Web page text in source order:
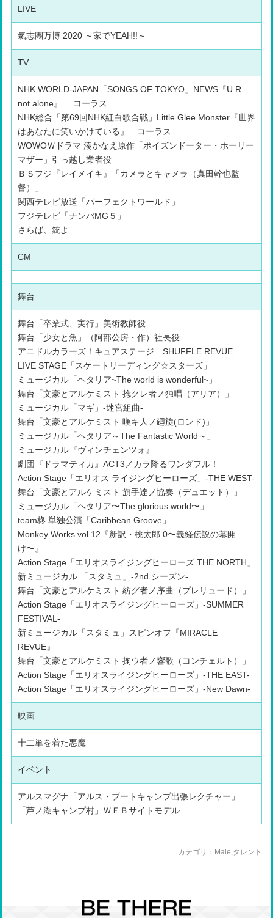
LIVE
氣志團万博 2020 ～家でYEAH!!～
TV
NHK WORLD-JAPAN「SONGS OF TOKYO」NEWS『U R
not alone』 コーラス
NHK総合「第69回NHK紅白歌合戦」Little Glee Monster『世界
はあなたに笑いかけている』 コーラス
WOWOＷドラマ 湊かなえ原作「ポイズンドーター・ホーリー
マザー」引っ越し業者役
ＢＳフジ『レイメイキ』「カメラとキャメラ（真田幹也監
督）」
関西テレビ放送「パーフェクトワールド」
フジテレビ「ナンバMG５」
さらば、銃よ
CM
舞台
舞台「卒業式、実行」美術教師役
舞台「少女と魚」（阿部公房・作）社長役
アニドルカラーズ！キュアステージ SHUFFLE REVUE
LIVE STAGE「スケートリーディング☆スターズ」
ミュージカル「ヘタリア~The world is wonderful~」
舞台「文豪とアルケミスト 捻クレ者ノ独唱（アリア）」
ミュージカル「マギ」-迷宮組曲-
舞台「文豪とアルケミスト 嘆キ人ノ廻旋(ロンド)」
ミュージカル「ヘタリア～The Fantastic World～」
ミュージカル『ヴィンチェンツォ』
劇団『ドラマティカ』ACT3／カラ降るワンダフル！
Action Stage「エリオス ライジングヒーローズ」-THE WEST-
舞台「文豪とアルケミスト 旗手達ノ協奏（デュエット）」
ミュージカル「ヘタリア〜The glorious world〜」
team柊 単独公演「Caribbean Groove」
Monkey Works vol.12『新訳・桃太郎 0〜義経伝説の幕開
け〜』
Action Stage「エリオスライジングヒーローズ THE NORTH」
新ミュージカル 「スタミュ」-2nd シーズン-
舞台「文豪とアルケミスト 紡グ者ノ序曲（プレリュード）」
Action Stage「エリオスライジングヒーローズ」-SUMMER
FESTIVAL-
新ミュージカル「スタミュ」スピンオフ『MIRACLE
REVUE』
舞台「文豪とアルケミスト 掬ウ者ノ響歌（コンチェルト）」
Action Stage「エリオスライジングヒーローズ」-THE EAST-
Action Stage「エリオスライジングヒーローズ」-New Dawn-
映画
十二単を着た悪魔
イベント
アルスマグナ「アルス・ブートキャンプ出張レクチャー」
「芦ノ湖キャンプ村」ＷＥＢサイトモデル
カテゴリ： Male タレント